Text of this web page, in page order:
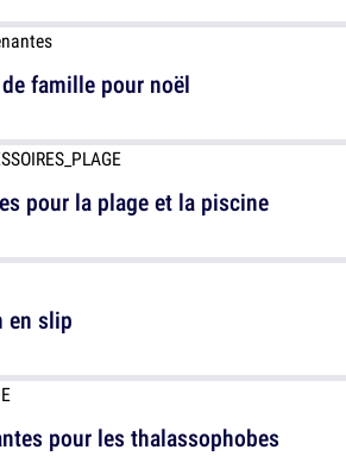
pour la plage et la piscine
pour les thalassophobes
famille pour noël
en slip